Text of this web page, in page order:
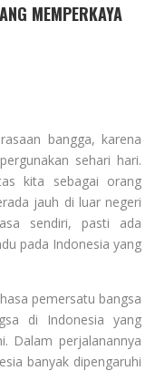
MEMPERKAYA
bangga, karena
sehari hari.
kita sebagai orang
jauh di luar negeri
sendiri, pasti ada
pada Indonesia yang
pemersatu bangsa
di Indonesia yang
Dalam perjalanannya
banyak dipengaruhi